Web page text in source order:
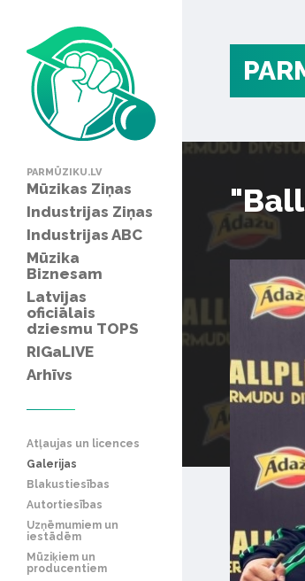
PARMŪZIKU.LV
Mūzikas Ziņas
Industrijas Ziņas
Industrijas ABC
Mūzika
Biznesam
Latvijas
oficiālais
dziesmu TOPS
RIGaLIVE
Arhīvs
Atļaujas un licences
Galerijas
Blakustiesības
Autortiesības
Uzņēmumiem un
iestādēm
Mūziķiem un
producentiem